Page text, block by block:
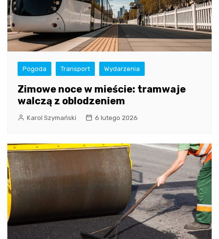
Pogoda Transport Wydarzenia
Zimowe noce w mieście: tramwaje
walczą z oblodzeniem
Karol Szymański 6 lutego 2026